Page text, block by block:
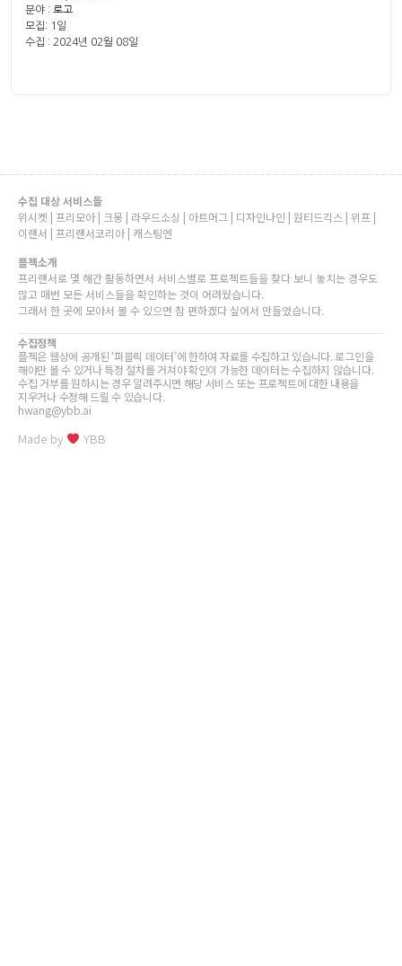
분야 : 로고
모집: 1일
수집 : 2024년 02월 08일
수집 대상 서비스들
위시켓 | 프리모아 | 크몽 | 라우드소싱 | 아트머그 | 디자인나인 | 원티드긱스 | 위프 |
이랜서 | 프리랜서코리아 | 캐스팅엔
플젝소개
프리랜서로 몇 해간 활동하면서 서비스별로 프로젝트들을 찾다 보니 놓치는 경우도
많고 매번 모든 서비스들을 확인하는 것이 어려웠습니다.
그래서 한 곳에 모아서 볼 수 있으면 참 편하겠다 싶어서 만들었습니다.
수집정책
플젝은 웹상에 공개된 ‘퍼블릭 데이터’에 한하여 자료를 수집하고 있습니다. 로그인을
해야만 볼 수 있거나 특정 절차를 거쳐야 확인이 가능한 데이터는 수집하지 않습니다.
수집 거부를 원하시는 경우 알려주시면 해당 서비스 또는 프로젝트에 대한 내용을
지우거나 수정해 드릴 수 있습니다.
hwang@ybb.ai
Made by YBB